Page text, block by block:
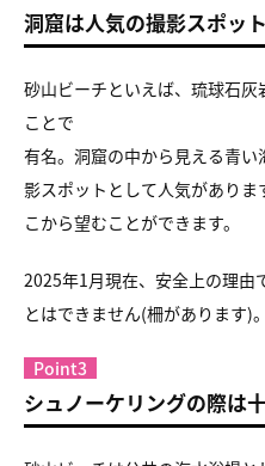
洞窟は人気の撮影スポット
砂山ビーチといえば、琉球石
ことで
有名。洞窟の中から見える青
影スポットとして人気があり
こから望むことができます。
2025年1月現在、安全上の理由
とはできません(柵があります)。
Point3
シュノーケリングの際は